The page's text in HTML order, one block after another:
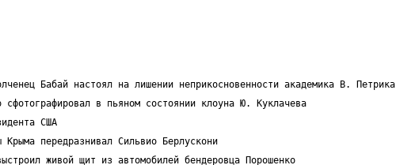
Бабай настоял на лишении неприкосновенности академика В. Петрика
в пьяном состоянии клоуна Ю. Куклачева
США
передразнивал Сильвио Берлускони
живой щит из автомобилей бендеровца Порошенко